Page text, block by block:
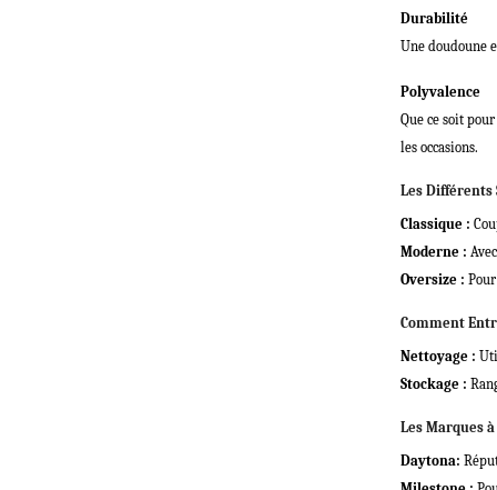
Durabilité
Une doudoune
Polyvalence
Que ce soit
les occasions.
Les Différents
Classique :
Moderne :
Oversize :
Comment
Nettoyage :
Stockage :
Les Marques
Daytona: